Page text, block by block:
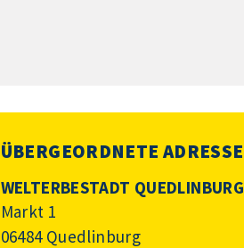
ÜBERGEORDNETE ADRESSE
WELTERBESTADT QUEDLINBURG
Markt 1
06484 Quedlinburg